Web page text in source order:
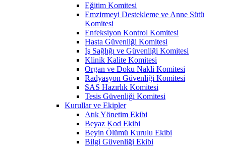
Eğitim Komitesi
Emzirmeyi Destekleme ve Anne Sütü
Komitesi
Enfeksiyon Kontrol Komitesi
Hasta Güvenliği Komitesi
İş Sağlığı ve Güvenliği Komitesi
Klinik Kalite Komitesi
Organ ve Doku Nakli Komitesi
Radyasyon Güvenliği Komitesi
SAS Hazırlık Komitesi
Tesis Güvenliği Komitesi
Kurullar ve Ekipler
Atık Yönetim Ekibi
Beyaz Kod Ekibi
Beyin Ölümü Kurulu Ekibi
Bilgi Güvenliği Ekibi